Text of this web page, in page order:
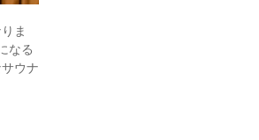
ま
なる
ウナ